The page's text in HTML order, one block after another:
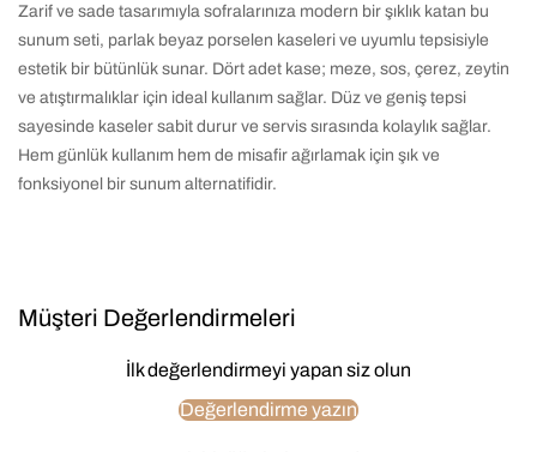
Zarif ve sade tasarımıyla sofralarınıza modern bir şıklık katan bu
sunum seti, parlak beyaz porselen kaseleri ve uyumlu tepsisiyle
estetik bir bütünlük sunar. Dört adet kase; meze, sos, çerez, zeytin
ve atıştırmalıklar için ideal kullanım sağlar. Düz ve geniş tepsi
sayesinde kaseler sabit durur ve servis sırasında kolaylık sağlar.
Hem günlük kullanım hem de misafir ağırlamak için şık ve
fonksiyonel bir sunum alternatifidir.
Müşteri Değerlendirmeleri
İlk değerlendirmeyi yapan siz olun
Değerlendirme yazın